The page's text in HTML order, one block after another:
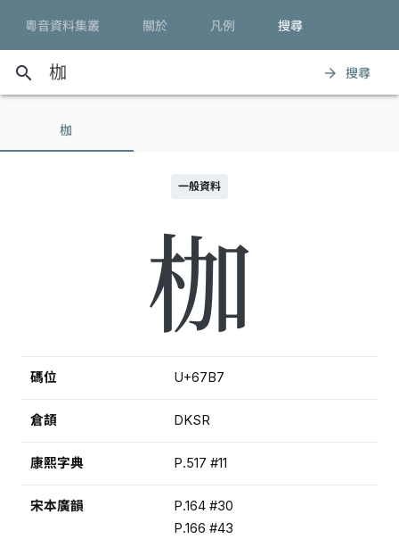
粵音資料集叢 關於 凡例 搜尋
search arrow_forward 搜尋
枷
一般資料
枷
碼位 U+67B7
倉頡 DKSR
康熙字典 P.517 #11
宋本廣韻
P.164 #30
P.166 #43